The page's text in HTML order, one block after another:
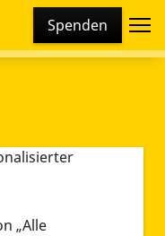
Spenden
Cookies und
Cookies und
„Alle